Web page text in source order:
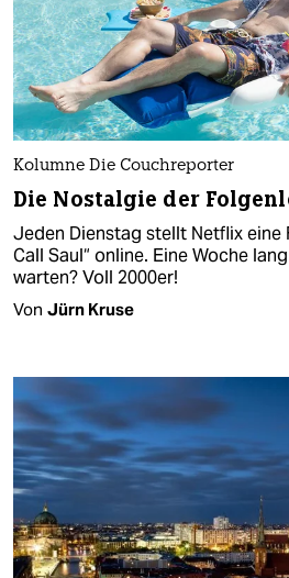
Kolumne Die Couchreporter
Die Nostalgie der
Jeden Dienstag stellt Netflix eine
Call Saul“ online. Eine Woche
warten? Voll 2000er!
Von Jürn Kruse